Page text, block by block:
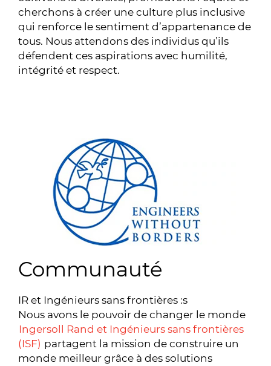
cherchons à créer une culture plus inclusive
qui renforce le sentiment d’appartenance de
tous. Nous attendons des individus qu’ils
défendent ces aspirations avec humilité,
intégrité et respect.
Communauté
IR et Ingénieurs sans frontières :s
Nous avons le pouvoir de changer le monde
Ingersoll Rand et Ingénieurs sans frontières
(ISF) partagent la mission de construire un
monde meilleur grâce à des solutions